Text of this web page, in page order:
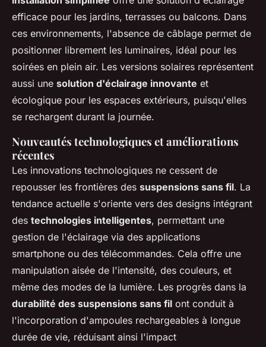
efficace pour les jardins, terrasses ou balcons. Dans
ces environnements, l'absence de câblage permet de
positionner librement les luminaires, idéal pour les
soirées en plein air. Les versions solaires représentent
aussi une solution d'éclairage innovante et
écologique pour les espaces extérieurs, puisqu'elles
se rechargent durant la journée.
Nouveautés technologiques et améliorations
récentes
Les innovations technologiques ne cessent de
repousser les frontières des suspensions sans fil. La
tendance actuelle s'oriente vers des designs intégrant
des technologies intelligentes, permettant une
gestion de l'éclairage via des applications
smartphone ou des télécommandes. Cela offre une
manipulation aisée de l'intensité, des couleurs, et
même des modes de la lumière. Les progrès dans la
durabilité des suspensions sans fil ont conduit à
l'incorporation d'ampoules rechargeables à longue
durée de vie, réduisant ainsi l'impact